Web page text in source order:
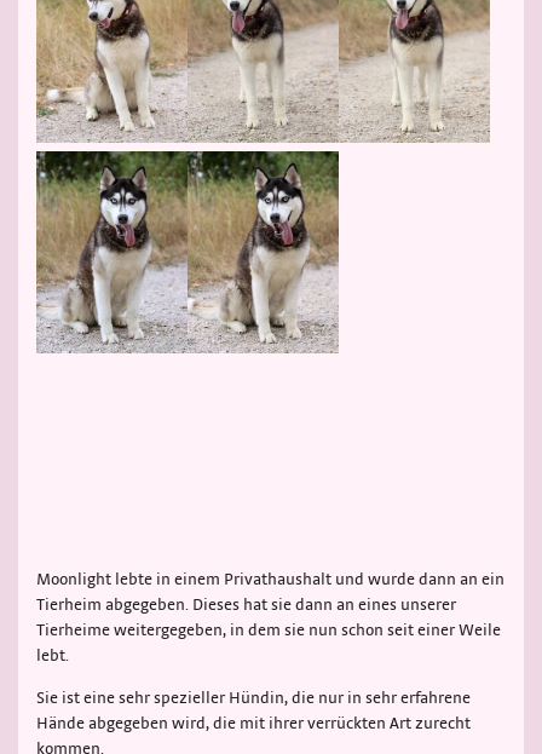
Moonlight lebte in einem Privathaushalt und wurde dann an ein
Tierheim abgegeben. Dieses hat sie dann an eines unserer
Tierheime weitergegeben, in dem sie nun schon seit einer Weile
lebt.
Sie ist eine sehr spezieller Hündin, die nur in sehr erfahrene
Hände abgegeben wird, die mit ihrer verrückten Art zurecht
kommen.